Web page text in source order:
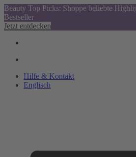
Beauty Top Picks: Shoppe beliebte
Bestseller
Jetzt entdecken
Hilfe & Kontakt
Englisch